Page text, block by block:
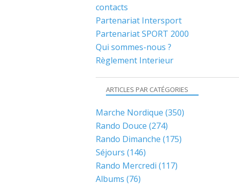
contacts
Partenariat Intersport
Partenariat SPORT 2000
Qui sommes-nous ?
Règlement Interieur
ARTICLES PAR CATÉGORIES
Marche Nordique (350)
Rando Douce (274)
Rando Dimanche (175)
Séjours (146)
Rando Mercredi (117)
Albums (76)